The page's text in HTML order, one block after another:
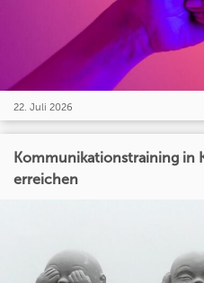
22. Juli 2026
Kommunikationstraining in
erreichen